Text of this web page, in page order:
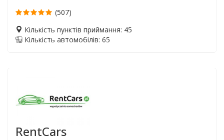
(507)
Кількість пунктів приймання: 45
Кількість автомобілів: 65
RentCars